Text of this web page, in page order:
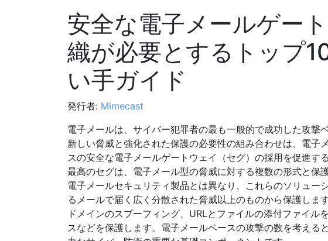
安全な電子メールゲー
織が必要とするトップ
い手ガイド
発行者: Mimecast
電子メールは、サイバー犯罪者の最も一般的で成功した攻撃
新しい脅威と強化された保護の必要性の組み合わせは、電子
スの安全な電子メールゲートウェイ（セグ）の採用を促進す
最高のセグは、電子メール型の脅威に対する複数の形式と保
電子メールセキュリティ製品とは異なり、これらのソリュー
るメールで届く広く分散された脅威以上のものから保護しま
ドメインのスプーフィング、URLとファイルの添付ファイル
スなどを保護します。電子メールベースの攻撃の数を考える